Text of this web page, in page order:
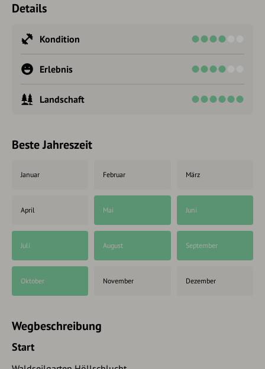
Details
Kondition
Erlebnis
Landschaft
Beste Jahreszeit
Januar Februar März
April Mai Juni
Juli August September
Oktober November Dezember
Wegbeschreibung
Start